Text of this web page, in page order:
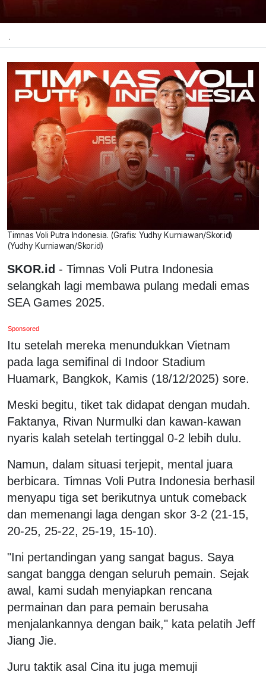
.
Timnas Voli Putra Indonesia. (Grafis: Yudhy Kurniawan/Skor.id)
(Yudhy Kurniawan/Skor.id)
SKOR.id - Timnas Voli Putra Indonesia
selangkah lagi membawa pulang medali emas
SEA Games 2025.
Sponsored
Itu setelah mereka menundukkan Vietnam
pada laga semifinal di Indoor Stadium
Huamark, Bangkok, Kamis (18/12/2025) sore.
Meski begitu, tiket tak didapat dengan mudah.
Faktanya, Rivan Nurmulki dan kawan-kawan
nyaris kalah setelah tertinggal 0-2 lebih dulu.
Namun, dalam situasi terjepit, mental juara
berbicara. Timnas Voli Putra Indonesia berhasil
menyapu tiga set berikutnya untuk comeback
dan memenangi laga dengan skor 3-2 (21-15,
20-25, 25-22, 25-19, 15-10).
"Ini pertandingan yang sangat bagus. Saya
sangat bangga dengan seluruh pemain. Sejak
awal, kami sudah menyiapkan rencana
permainan dan para pemain berusaha
menjalankannya dengan baik," kata pelatih Jeff
Jiang Jie.
Juru taktik asal Cina itu juga memuji